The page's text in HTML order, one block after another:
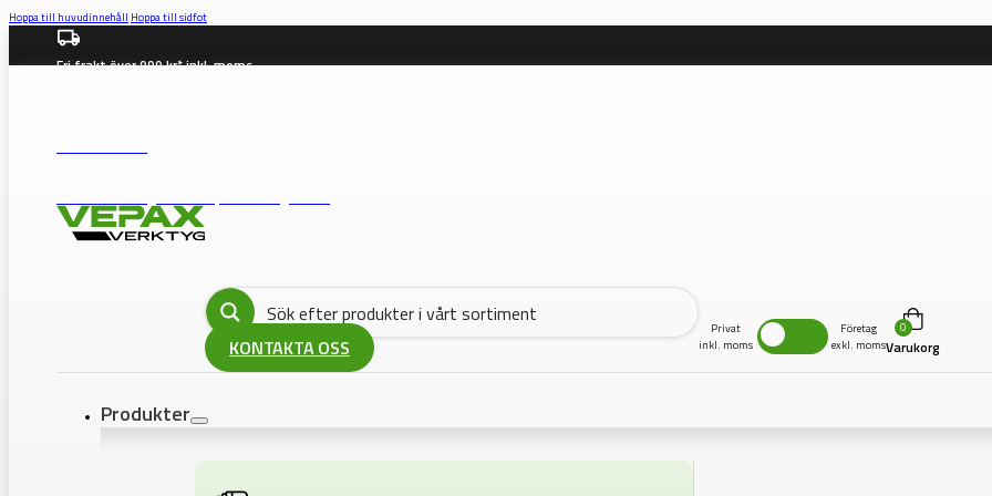
Hoppa till huvudinnehåll Hoppa till sidfot
Fri frakt över 999 kr* inkl. moms
KONTAKTA OSS
Privat
inkl. moms
Företag
exkl. moms
0
Varukorg
Produkter